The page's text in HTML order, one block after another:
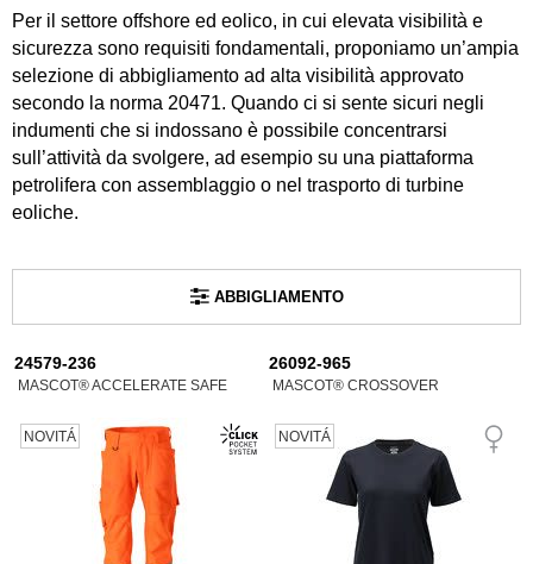
Per il settore offshore ed eolico, in cui elevata visibilità e
sicurezza sono requisiti fondamentali, proponiamo un’ampia
selezione di abbigliamento ad alta visibilità approvato
secondo la norma 20471. Quando ci si sente sicuri negli
indumenti che si indossano è possibile concentrarsi
sull’attività da svolgere, ad esempio su una piattaforma
petrolifera con assemblaggio o nel trasporto di turbine
eoliche.
ABBIGLIAMENTO
24579-236
MASCOT® ACCELERATE SAFE
NOVITÁ
26092-965
MASCOT® CROSSOVER
NOVITÁ